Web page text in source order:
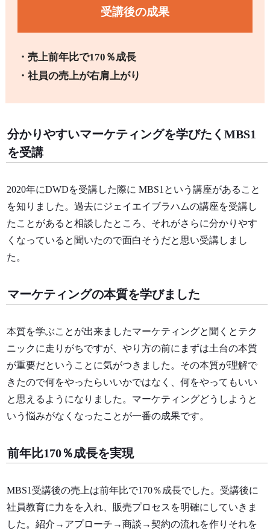
受講後の成果
・売上前年比で170％成長
・社員の売上が右肩上がり
分かりやすいマーケティングを学びたくMBS1
を受講
2020年にDWDを受講した際に MBS1という講座があること
を知りました。過去にジェイエイブラハムの講座を受講し
たことがあると相談したところ、それがさらに分かりやす
くなっていると聞いたので面白そうだと思い受講しまし
た。
マーケティングの本質を学びました
本質を学ぶことが出来ましたマーケティングと聞くとテク
ニックに走りがちですが、やり方の前にまずは土台の本質
が重要だということに気がつきました。その本質が理解で
きたので何をやったらいいかではなく、何をやってもいい
と思えるようになりました。マーケティングどうしようと
いう悩みがなくなったことが一番の成果です。
前年比170％成長を実現
MBS1受講後の売上は前年比で170％成長でした。受講後に
社員教育に力をを入れ、販売プロセスを明確にしていきま
した。紹介→アプローチ→商談→契約の流れを作りそれを